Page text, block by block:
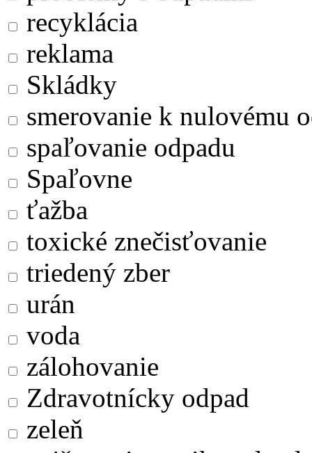
recyklácia
reklama
Skládky
smerovanie k nulovému
spaľovanie odpadu
Spaľovne
ťažba
toxické znečisťovanie
triedený zber
urán
voda
zálohovanie
Zdravotnícky odpad
zeleň